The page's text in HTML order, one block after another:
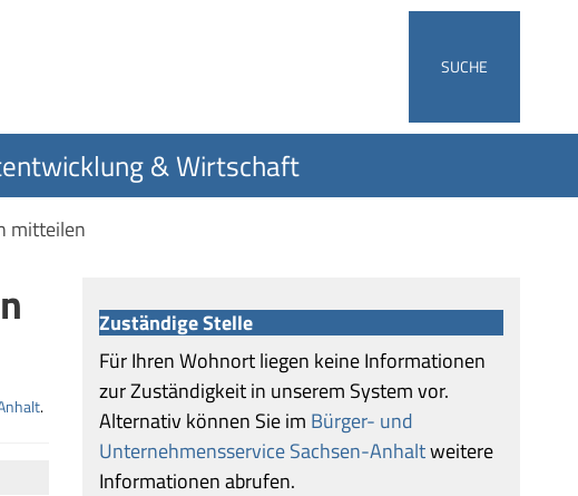
SUCHE
& Wirtschaft
mitteilen
.
Zuständige Stelle
Für Ihren Wohnort liegen keine Informationen
zur Zuständigkeit in unserem System vor.
Alternativ können Sie im Bürger- und
Unternehmensservice Sachsen-Anhaltweitere
Informationen abrufen.